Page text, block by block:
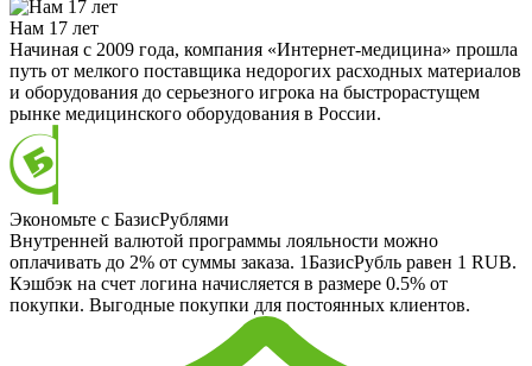
Нам 17 лет
Начиная с 2009 года, компания «Интернет-медицина» прошла
путь от мелкого поставщика недорогих расходных материалов
и оборудования до серьезного игрока на быстрорастущем
рынке медицинского оборудования в России.
Экономьте с БазисРублями
Внутренней валютой программы лояльности можно
оплачивать до 2% от суммы заказа. 1БазисРубль равен 1 RUB.
Кэшбэк на счет логина начисляется в размере 0.5% от
покупки. Выгодные покупки для постоянных клиентов.